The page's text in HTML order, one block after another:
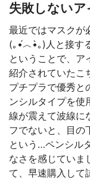
失敗しない
最近ではマスクが
(｡•́︿•̀｡)人と接す
ということで、ア
紹介されていた
プチプラで優秀と
ンシルタイプを使
線が震えて波線に
フでないと、目の
という…ペンシル
なさを感じていま
て、早速購入して